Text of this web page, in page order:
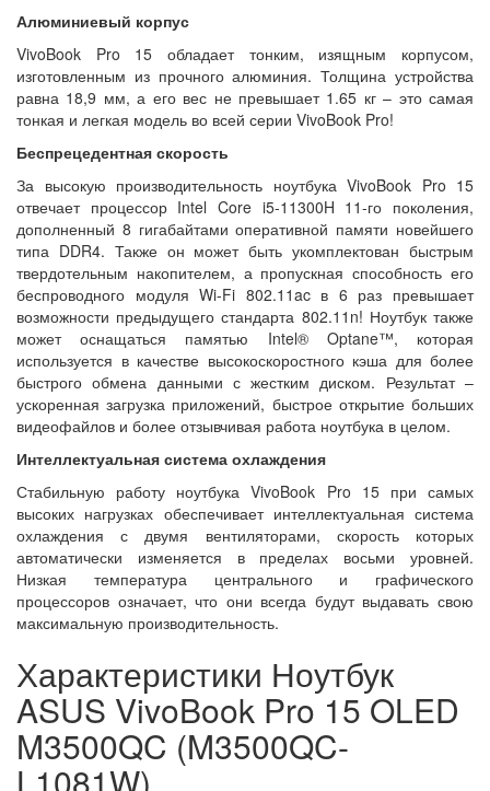
Алюминиевый корпус
VivoBook Pro 15 обладает тонким, изящным корпусом,
изготовленным из прочного алюминия. Толщина устройства
равна 18,9 мм, а его вес не превышает 1.65 кг – это самая
тонкая и легкая модель во всей серии VivoBook Pro!
Беспрецедентная скорость
За высокую производительность ноутбука VivoBook Pro 15
отвечает процессор Intel Core i5-11300H 11-го поколения,
дополненный 8 гигабайтами оперативной памяти новейшего
типа DDR4. Также он может быть укомплектован быстрым
твердотельным накопителем, а пропускная способность его
беспроводного модуля Wi-Fi 802.11ac в 6 раз превышает
возможности предыдущего стандарта 802.11n! Ноутбук также
может оснащаться памятью Intel® Optane™, которая
используется в качестве высокоскоростного кэша для более
быстрого обмена данными с жестким диском. Результат –
ускоренная загрузка приложений, быстрое открытие больших
видеофайлов и более отзывчивая работа ноутбука в целом.
Интеллектуальная система охлаждения
Стабильную работу ноутбука VivoBook Pro 15 при самых
высоких нагрузках обеспечивает интеллектуальная система
охлаждения с двумя вентиляторами, скорость которых
автоматически изменяется в пределах восьми уровней.
Низкая температура центрального и графического
процессоров означает, что они всегда будут выдавать свою
максимальную производительность.
Характеристики Ноутбук
ASUS VivoBook Pro 15 OLED
M3500QC (M3500QC-